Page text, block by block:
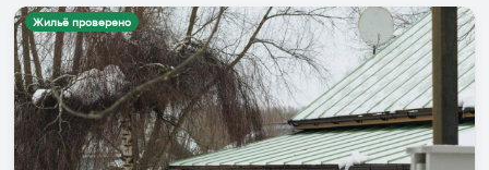
Жильё проверено
Установить приложение